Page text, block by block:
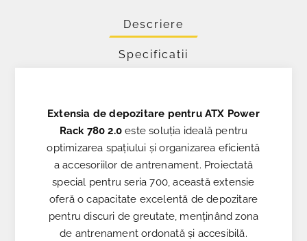
Descriere
Specificatii
Extensia de depozitare pentru ATX Power
Rack 780 2.0 este soluția ideală pentru
optimizarea spațiului și organizarea eficientă
a accesoriilor de antrenament. Proiectată
special pentru seria 700, această extensie
oferă o capacitate excelentă de depozitare
pentru discuri de greutate, menținând zona
de antrenament ordonată și accesibilă.